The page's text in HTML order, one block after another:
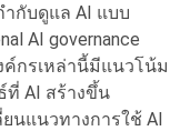
กับดูแล AI แบบ
AI governance
ค์กรเหล่านี้มีแนวโน้ม
ที่ AI สร้างขึ้น
นแนวทางการใช้ AI